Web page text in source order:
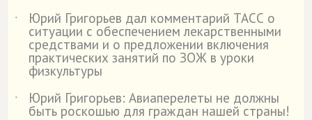
˙
Юрий Григорьев дал комментарий ТАСС о
ситуации с обеспечением лекарственными
средствами и о предложении включения
практических занятий по ЗОЖ в уроки
физкультуры
˙
Юрий Григорьев: Авиаперелеты не должны
быть роскошью для граждан нашей страны!